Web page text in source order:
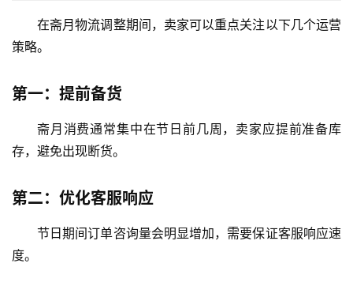
在斋月物流调整期间，卖家可以重点关注以下几个运营
策略。
第一：提前备货
斋月消费通常集中在节日前几周，卖家应提前准备库
存，避免出现断货。
第二：优化客服响应
节日期间订单咨询量会明显增加，需要保证客服响应速
度。